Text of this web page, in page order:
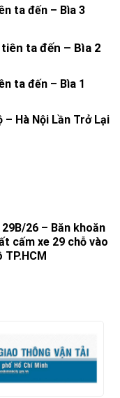
ta đến – Bìa 3
ta đến – Bìa 2
ta đến – Bìa 1
– Hà Nội Lần Trở Lại
29B/26 – Băn khoăn
cấm xe 29 chỗ vào
TP.HCM